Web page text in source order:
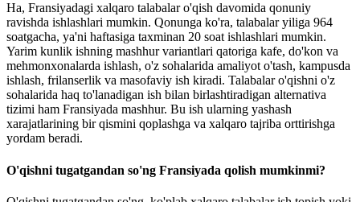
Ha, Fransiyadagi xalqaro talabalar o'qish davomida qonuniy
ravishda ishlashlari mumkin. Qonunga ko'ra, talabalar yiliga 964
soatgacha, ya'ni haftasiga taxminan 20 soat ishlashlari mumkin.
Yarim kunlik ishning mashhur variantlari qatoriga kafe, do'kon va
mehmonxonalarda ishlash, o'z sohalarida amaliyot o'tash, kampusda
ishlash, frilanserlik va masofaviy ish kiradi. Talabalar o'qishni o'z
sohalarida haq to'lanadigan ish bilan birlashtiradigan alternativa
tizimi ham Fransiyada mashhur. Bu ish ularning yashash
xarajatlarining bir qismini qoplashga va xalqaro tajriba orttirishga
yordam beradi.
O'qishni tugatgandan so'ng Fransiyada qolish mumkinmi?